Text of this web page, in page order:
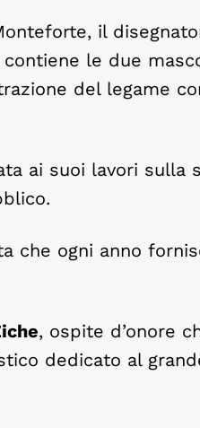
il
le due
del legame
ai suoi lavori sulla
che ogni anno
, ospite d’onore
dedicato al